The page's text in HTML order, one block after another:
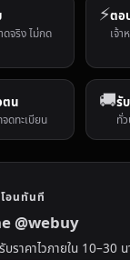
ดจริง ไม่กด
⚡ตอ
เจ้
ตน
ดทะเบียน
🚚รั
ทั่
โอนทันที
@webuy
ราคาไวภายใน 10–30